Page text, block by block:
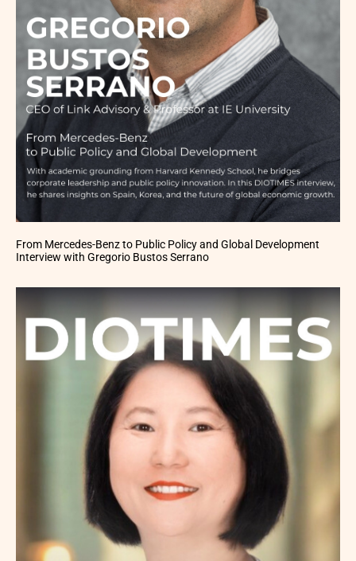
From Mercedes-Benz to Public Policy and Global Development
Interview with Gregorio Bustos Serrano